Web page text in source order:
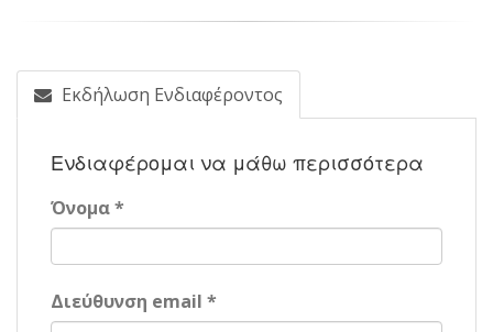
Εκδήλωση Ενδιαφέροντος
Ενδιαφέρομαι να μάθω περισσότερα
Όνομα *
Διεύθυνση email *